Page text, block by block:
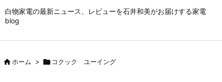
白物家電の最新ニュース、レビューを石井和美がお届けする家電
blog

前へ
次へ
ホーム >  コクック ユーイング